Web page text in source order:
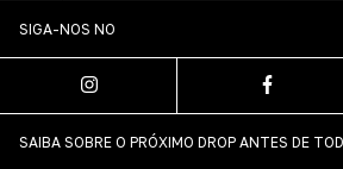
SIGA-NOS NO
SAIBA SOBRE O PRÓXIMO DROP ANTES DE